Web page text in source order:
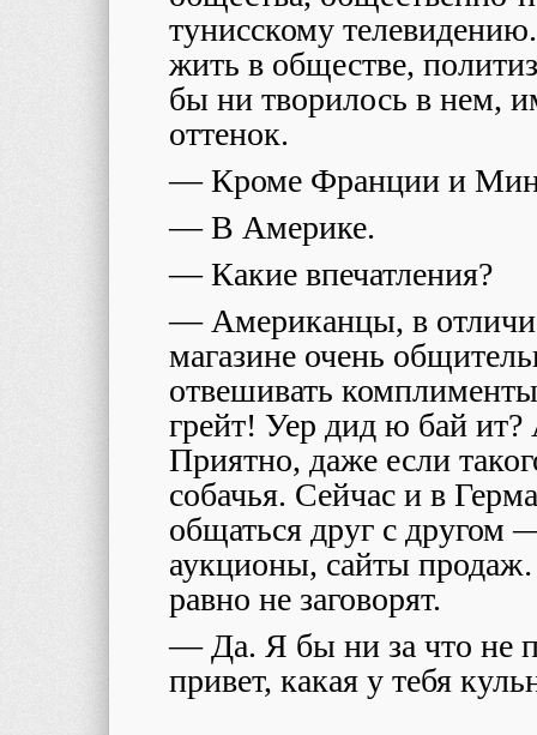
тунисскому
жить в обществе,
бы ни творилось в нем,
оттенок.
— Кроме Франции и
— В Америке.
— Какие впечатления?
— Американцы, в
магазине очень
отвешивать
грейт! Уер дид ю бай ит?
Приятно, даже если
собачья. Сейчас и в
общаться друг с другом
аукционы, сайты
равно не заговорят.
— Да. Я бы ни за что не
привет, какая у тебя